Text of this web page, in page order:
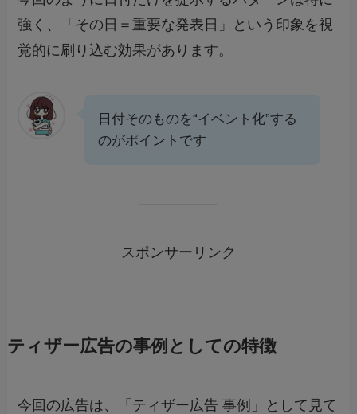
強く、「その日＝重要な発表日」という印象を視
覚的に刷り込む効果があります。
日付そのものを“イベント化”する
のがポイントです
スポンサーリンク
ティザー広告の事例としての特徴
今回の広告は、「ティザー広告 事例」として見て